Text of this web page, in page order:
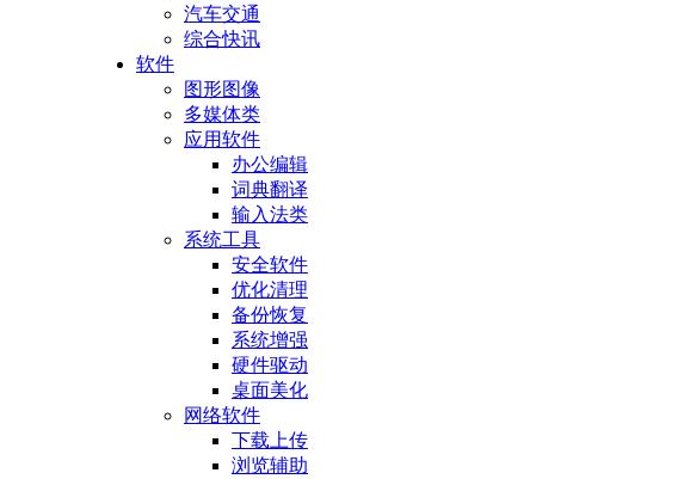
汽车交通
综合快讯
软件
图形图像
多媒体类
应用软件
办公编辑
词典翻译
输入法类
系统工具
安全软件
优化清理
备份恢复
系统增强
硬件驱动
桌面美化
网络软件
下载上传
浏览辅助